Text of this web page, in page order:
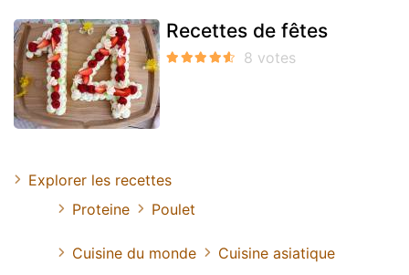
Recettes de fêtes
Explorer les recettes
Proteine
Poulet
Cuisine du monde Cuisine asiatique